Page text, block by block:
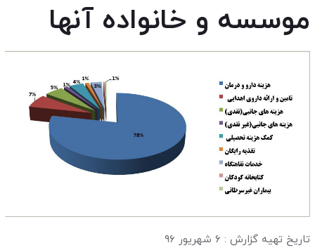
موسسه و خانواده آنها
تاریخ تهیه گزارش : ۶ شهریور ۹۶